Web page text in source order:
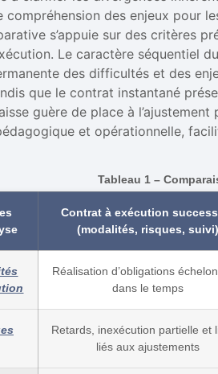
compréhension des enjeux pour
s’appuie sur des critères
Le caractère séquentiel
des difficultés et des
que le contrat instantané
guère de place à
et opérationnelle,
Tableau 1 –
Contrat à exécution
(modalités, risques, suivi)
Réalisation d’obligations
dans le temps
Retards, inexécution partielle et
liés aux ajustements